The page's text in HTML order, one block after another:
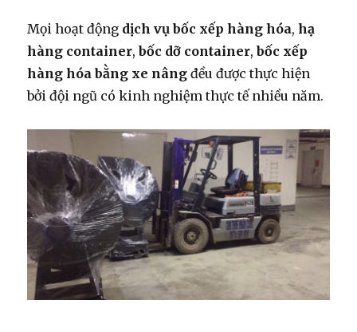
Mọi hoạt động dịch vụ bốc xếp hàng hóa,hạ
hàng container,bốc dỡ container,bốc xếp
hàng hóa bằng xe nâng đều được thực hiện
bởi đội ngũ có kinh nghiệm thực tế nhiều năm.